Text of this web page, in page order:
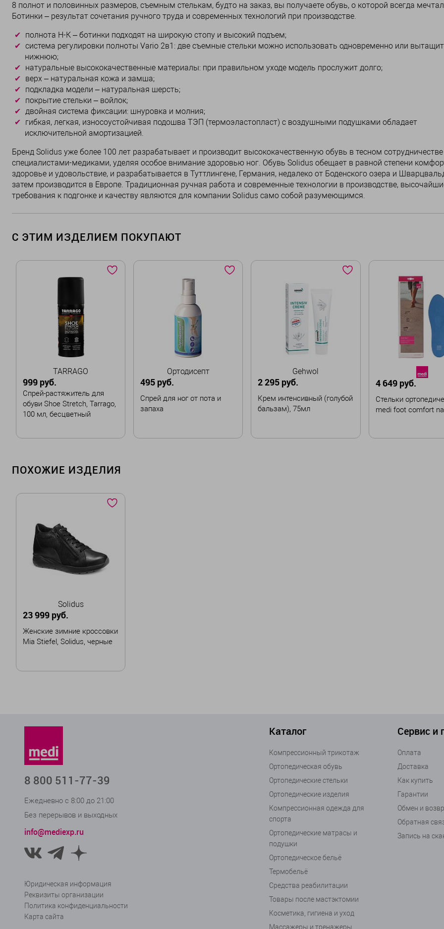
8 полнот и половинных размеров, съемным стелькам, будто на заказ, вы получаете обувь, о которой всегда
Ботинки – результат сочетания ручного труда и современных технологий при производстве.
полнота Н-К – ботинки подходят на широкую стопу и высокий подъем;
система регулировки полноты Vario 2в1: две съемные стельки можно использовать одновременно или
нижнюю;
натуральные высококачественные материалы: при правильном уходе модель прослужит долго;
верх – натуральная кожа и замша;
подкладка модели – натуральная шерсть;
покрытие стельки – войлок;
двойная система фиксации: шнуровка и молния;
гибкая, легкая, износоустойчивая подошва ТЭП (термоэластопласт) с воздушными подушками обладает
исключительной амортизацией.
Бренд Solidus уже более 100 лет разрабатывает и производит высококачественную обувь в тесном
специалистами-медиками, уделяя особое внимание здоровью ног. Обувь Solidus обещает в равной степени
здоровье и удовольствие, и разрабатывается в Туттлингене, Германия, недалеко от Боденского озера и
затем производится в Европе. Традиционная ручная работа и современные технологии в производстве,
требования к подгонке и качеству являются для компании Solidus само собой разумеющимся.
С ЭТИМ ИЗДЕЛИЕМ ПОКУПАЮТ
TARRAGO
999 руб.
Спрей-растяжитель для
обуви Shoe Stretch, Tarrago,
100 мл, бесцветный
Ортодисепт
495 руб.
Спрей для ног от пота и
запаха
Gehwol
2 295 руб.
Крем интенсивный (голубой
бальзам), 75мл
4 649 руб.
Стельки
medi foot comfort
ПОХОЖИЕ ИЗДЕЛИЯ
Solidus
23 999 руб.
Женские зимние кроссовки
Mia Stiefel, Solidus, черные
8 800 511-77-39
Ежедневно с 8:00 до 21:00
Без перерывов и выходных
info@mediexp.ru
Юридическая информация
Реквизиты организации
Политика конфиденциальности
Карта сайта
Каталог
Компрессионный трикотаж
Ортопедическая обувь
Ортопедические стельки
Ортопедические изделия
Компрессионная одежда для
спорта
Ортопедические матрасы и
подушки
Ортопедическое бельё
Термобельё
Средства реабилитации
Товары после мастэктомии
Косметика, гигиена и уход
Массажеры и тренажеры
Сервис и
Оплата
Доставка
Как купить
Гарантии
Обмен и
Обратная
Запись на